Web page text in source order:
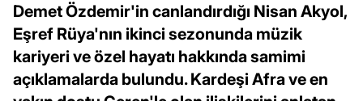
Demet Özdemir'in canlandırdığı Nisan Akyol,
Eşref Rüya'nın ikinci sezonunda müzik
kariyeri ve özel hayatı hakkında samimi
açıklamalarda bulundu. Kardeşi Afra ve en